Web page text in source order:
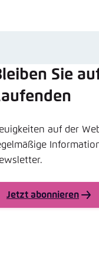
Sie
auf der
Jetzt abonnieren